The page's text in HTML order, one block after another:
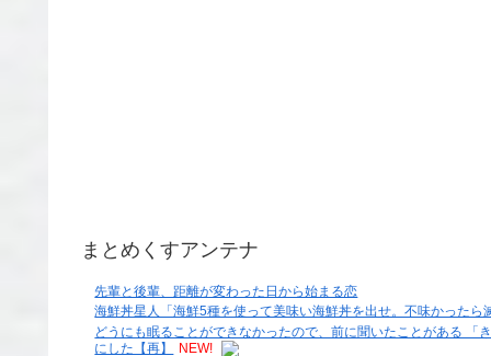
まとめくすアンテナ
先輩と後輩、距離が変わった日から始まる恋
海鮮丼星人「海鮮5種を使って美味い海鮮丼を出せ。不味かったら
どうにも眠ることができなかったので、前に聞いたことがある
にした【再】
NEW!